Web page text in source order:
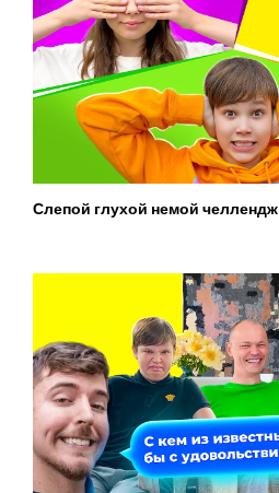
Слепой глухой немой челлендж